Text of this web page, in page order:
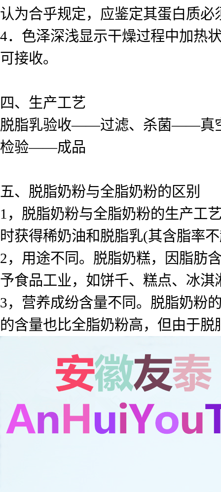
认为合乎规定，应鉴定其蛋白质
4．色泽深浅显示干燥过程中加热
可接收。
四、生产工艺
脱脂乳验收——过滤、杀菌——
检验——成品
五、脱脂奶粉与全脂奶粉的区别
1，脱脂奶粉与全脂奶粉的生产工
时获得稀奶油和脱脂乳(其含脂率
2，用途不同。脱脂奶糕，因脂肪
予食品工业，如饼千、糕点、冰淇
3，营养成纷含量不同。脱脂奶粉
的含量也比全脂奶粉高，但由于